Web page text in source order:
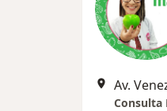
Consulta